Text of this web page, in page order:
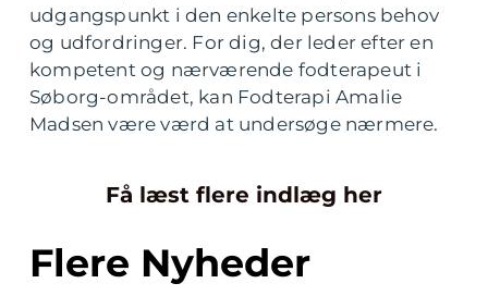
udgangspunkt i den enkelte persons behov
og udfordringer. For dig, der leder efter en
kompetent og nærværende fodterapeut i
Søborg-området, kan Fodterapi Amalie
Madsen være værd at undersøge nærmere.
Få læst flere indlæg her
Flere Nyheder